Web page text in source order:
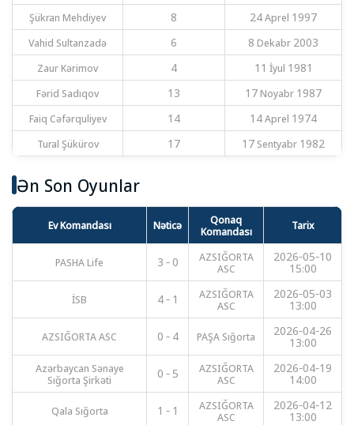
Şükran Mehdiyev
8
24 Aprel 1997
Vahid Sultanzadə
6
8 Dekabr 2003
Zaur Kərimov
4
11 İyul 1981
Fərid Sadıqov
13
17 Noyabr 1987
Faiq Cəfərquliyev
14
14 Aprel 1974
Tural Şükürov
17 17 Sentyabr 1982
Ən Son Oyunlar
Ev Komandası Nəticə Qonaq
Komandası Tarix
PASHA Life 3 - 0 AZSIĞORTA
ASC
2026-05-10
15:00
İSB 4 - 1 AZSIĞORTA
ASC
2026-05-03
13:00
AZSIĞORTA ASC 0 - 4 PAŞA Sığorta 2026-04-26
13:00
Azərbaycan Sənaye
Sığorta Şirkəti 0 - 5 AZSIĞORTA
ASC
2026-04-19
14:00
Qala Sığorta 1 - 1 AZSIĞORTA
ASC
2026-04-12
13:00